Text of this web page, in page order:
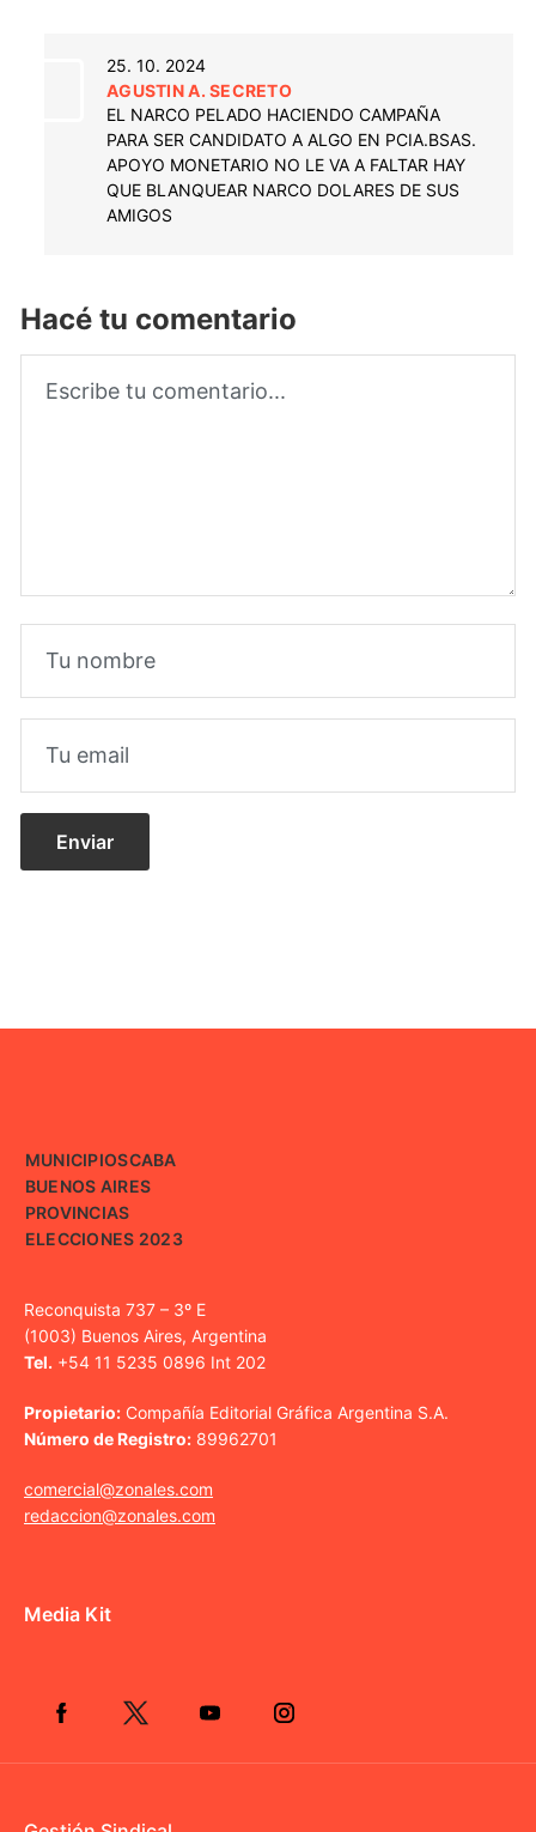
25. 10. 2024
AGUSTIN A. SECRETO
EL NARCO PELADO HACIENDO CAMPAÑA
PARA SER CANDIDATO A ALGO EN PCIA.BSAS.
APOYO MONETARIO NO LE VA A FALTAR HAY
QUE BLANQUEAR NARCO DOLARES DE SUS
AMIGOS
Hacé tu comentario
MUNICIPIOSCABA
BUENOS AIRES
PROVINCIAS
ELECCIONES 2023
Reconquista 737 – 3º E
(1003) Buenos Aires, Argentina
Tel. +54 11 5235 0896 Int 202
Propietario: Compañía Editorial Gráfica Argentina S.A.
Número de Registro: 89962701
comercial@zonales.com
redaccion@zonales.com
Media Kit